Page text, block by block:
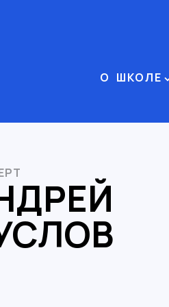
О ШКОЛЕ